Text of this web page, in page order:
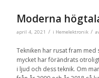
Moderna
april 4, 2021 / i Hemelektronik /
Tekniken har rusat fram
mycket har förändrats
i ljud och dess teknik. Om